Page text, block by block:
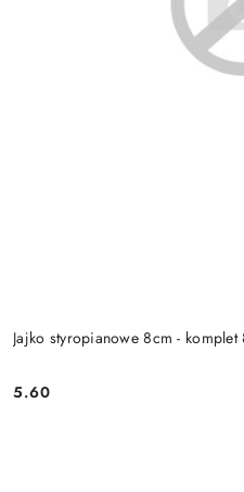
Jajko styropianowe 8cm - komplet
Cena:
5.60